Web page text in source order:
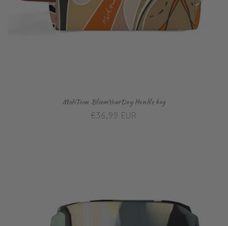
ModiToon BloomYourDay Handle bag
Prix
€36,99 EUR